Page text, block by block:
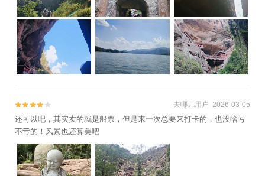

 去哪儿用户 2026-03-05
还可以吧，其实卖的就是船票，但是来一次总要来打卡的，也没啥亏
不亏的！风景也还算美吧